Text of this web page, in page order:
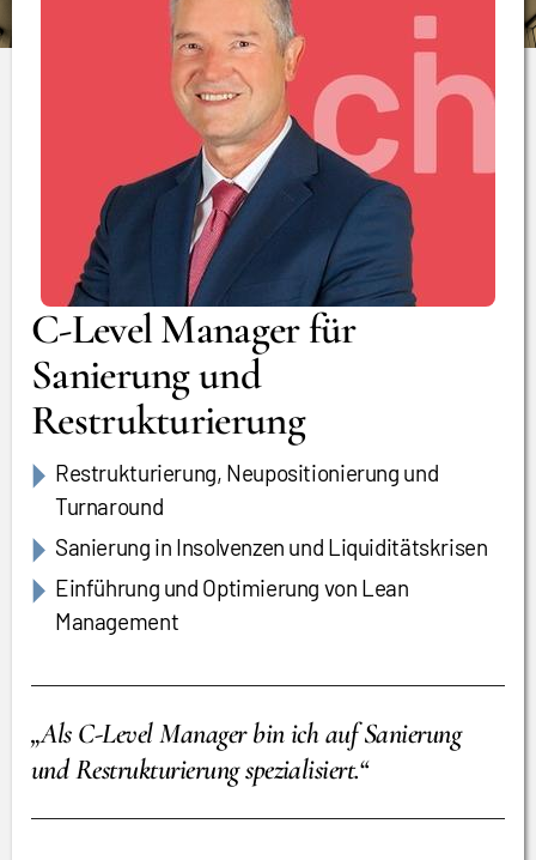
C-Level Manager für
Sanierung und
Restrukturierung
Restrukturierung, Neupositionierung und
Turnaround
Sanierung in Insolvenzen und Liquiditätskrisen
Einführung und Optimierung von Lean
Management
„Als C-Level Manager bin ich auf Sanierung
und Restrukturierung spezialisiert.“